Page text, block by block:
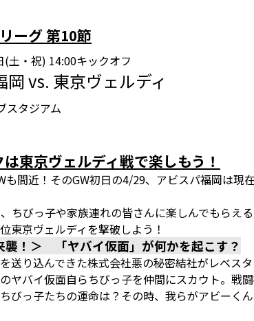
ーグ 第10節
(土・祝) 14:00キックオフ
岡 vs. 東京ヴェルディ
スタジアム
東京ヴェルディ戦で楽しもう！
も間近！そのGW初日の4/29、アビスパ福岡は
ちびっ子や家族連れの皆さんに楽しんでもらえる
東京ヴェルディを撃破しよう！
襲！＞ 「ヤバイ仮面」が何かを起こす？
送り込んできた株式会社悪の秘密結社がレベスタ
ヤバイ仮面自らちびっ子を仲間にスカウト。戦
びっ子たちの運命は？その時、我らがアビーく